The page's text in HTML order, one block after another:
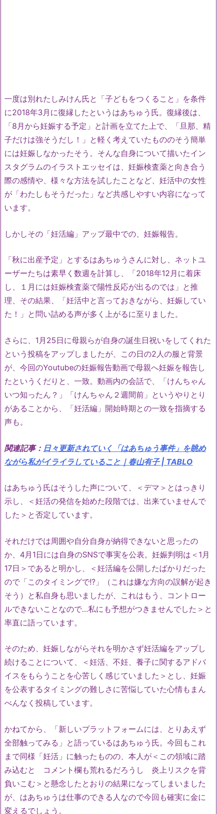
一度は別れたしみけん氏と「子どもをつくること」を条件
に2018年3月に復縁したというはあちゅう氏。復縁後は、
「8月から妊娠する予定」と計画を立てた上で、「旦那、精
子だけは強そうだし！」と軽く考えていたもののそう簡単
には妊娠しなかったそう。そんな自身について描いたイン
スタグラムのイラストエッセイは、妊娠検査薬と向き合う
際の感情や、様々な方法を試したことなど、妊活中の女性
が「わたしもそうだった」など共感しやすい内容になって
います。
しかしその「妊活編」アップ最中での、妊娠報告。
「秋に出産予定」とするはあちゅうさんに対し、ネットユ
ーザーたちは素早く数週を計算し、「2018年12月に着床
し、１月には妊娠検査薬で陽性反応が出るのでは」と推
理、その結果、「妊活中と言っておきながら、妊娠してい
た！」と問い詰める声が多く上がるに至りました。
さらに、1月25日に母親らが自身の誕生日祝いをしてくれた
という投稿をアップしましたが、この日の2人の服と背景
が、今回のYoutubeの妊娠報告動画で母親へ妊娠を報告し
たというくだりと、一致。動画内の会話で、「けんちゃん
いつ知ったん？」「けんちゃん２週間前」というやりとり
があることから、「妊活編」開始時期との一致を指摘する
声も。
関連記事： 日々更新されていく「はあちゅう事件」を眺め
ながら私がイライラしていること｜春山有子 | TABLO
はあちゅう氏はそうした声について、＜デマ＞とはっきり
示し、＜妊活の発信を始めた段階では、出来ていませんで
した＞と否定しています。
それだけでは周囲や自分自身が納得できないと思ったの
か、4月1日には自身のSNSで事実を公表。妊娠判明は＜1月
17日＞であると明かし、＜妊活編を公開したばかりだった
ので「このタイミングで!?」（これは嫌な方向の誤解が起き
そう）と私自身も思いましたが、これはもう、コントロー
ルできないことなので…私にも予想がつきませんでした＞と
率直に語っています。
そのため、妊娠しながらそれを明かさず妊活編をアップし
続けることについて、＜妊活、不妊、養子に関するアドバ
イスをもらうことを心苦しく感じていました＞とし、妊娠
を公表するタイミングの難しさに苦悩していた心情もまん
べんなく投稿しています。
かねてから、「新しいプラットフォームには、とりあえず
全部触ってみる」と語っているはあちゅう氏。今回もこれ
まで同様「妊活」に触ったものの、本人が＜この領域に踏
み込むと コメント欄も荒れるだろうし 炎上リスクを背
負いこむ＞と懸念したとおりの結果になってしまいました
が、はあちゅうは仕事のできる人なので今回も確実に金に
変えるでしょう。